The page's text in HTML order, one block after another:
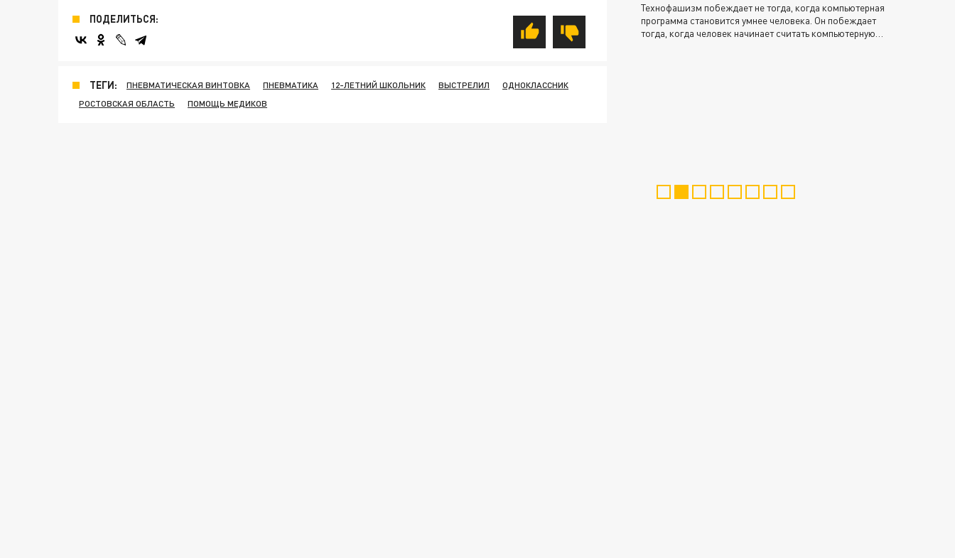
ПОДЕЛИТЬСЯ:
ТЕГИ: ПНЕВМАТИЧЕСКАЯ ВИНТОВКА ПНЕВМАТИКА 12-ЛЕТНИЙ ШКОЛЬНИК ВЫСТРЕЛИЛ
ОДНОКЛАССНИК
РОСТОВСКАЯ ОБЛАСТЬ
ПОМОЩЬ МЕДИКОВ
Технофашизм побеждает не тогда, когда компьютерная
программа становится умнее человека. Он побеждает
тогда, когда человек начинает считать компьютерную